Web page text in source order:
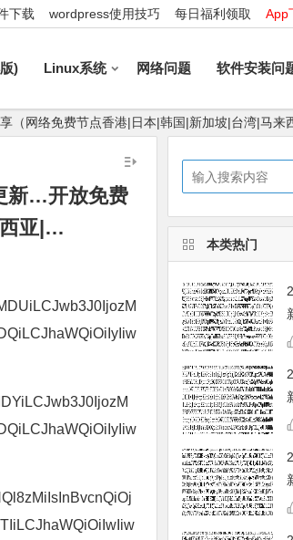
下载 wordpress使用技巧 每日福利领取 App
) Linux系统 网络问题 软件安装问
网络免费节点香港|日本|韩国|新加坡|台湾|马来
新…开放免费
西亚|…
本类热门